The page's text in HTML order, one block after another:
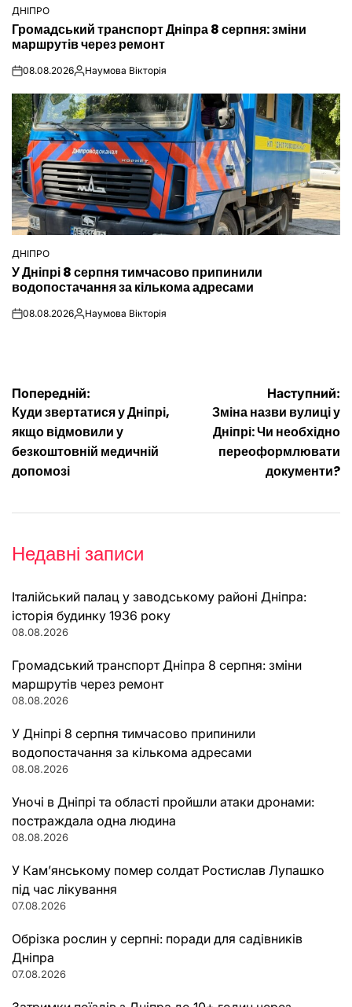
ОПУБЛІКУВАТИ
ДНІПРО
Громадський транспорт Дніпра 8 серпня: зміни
маршрутів через ремонт
on08.08.2026Опубліковано
Наумова Вікторія
ОПУБЛІКУВАТИ
У
ДНІПРО
У Дніпрі 8 серпня тимчасово припинили
водопостачання за кількома адресами
on08.08.2026Опубліковано
Наумова Вікторія
Навігація
записів
Попередній:
Куди звертатися у Дніпрі,
якщо відмовили у
безкоштовній медичній
допомозі
Наступний:
Зміна назви вулиці у
Дніпрі: Чи необхідно
переоформлювати
документи?
Недавні записи
Італійський палац у заводському районі Дніпра:
історія будинку 1936 року
08.08.2026
Громадський транспорт Дніпра 8 серпня: зміни
маршрутів через ремонт
08.08.2026
У Дніпрі 8 серпня тимчасово припинили
водопостачання за кількома адресами
08.08.2026
Уночі в Дніпрі та області пройшли атаки дронами:
постраждала одна людина
08.08.2026
У Кам’янському помер солдат Ростислав Лупашко
під час лікування
07.08.2026
Обрізка рослин у серпні: поради для садівників
Дніпра
07.08.2026